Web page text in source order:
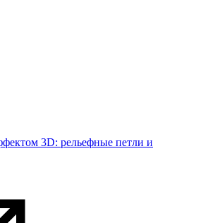
3D: рельефные петли и